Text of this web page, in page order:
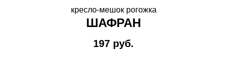
кресло-мешок рогожка
ШАФРАН
197 руб.